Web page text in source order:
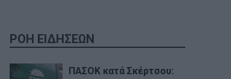
ΡΟΗ ΕΙΔΗΣΕΩΝ
ΠΑΣΟΚ κατά Σκέρτσου: